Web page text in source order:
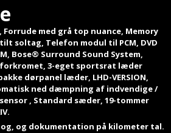
med grå top nuance, Memory
soltag, Telefon modul til PCM, DVD
Bose® Surround Sound System,
3-eget sportsrat læder
dørpanel læder, LHD-VERSION,
ned dæmpning af indvendige /
, Standard sæder, 19-tommer
og dokumentation på kilometer tal.